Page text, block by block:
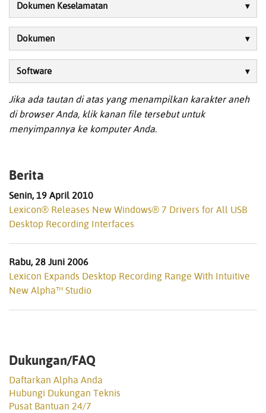
Dokumen Keselamatan
Dokumen
Software
Jika ada tautan di atas yang menampilkan karakter aneh
di browser Anda, klik kanan file tersebut untuk
menyimpannya ke komputer Anda.
Berita
Senin, 19 April 2010
Lexicon® Releases New Windows® 7 Drivers for All USB
Desktop Recording Interfaces
Rabu, 28 Juni 2006
Lexicon Expands Desktop Recording Range With Intuitive
New Alpha™ Studio
Dukungan/FAQ
Daftarkan Alpha Anda
Hubungi Dukungan Teknis
Pusat Bantuan 24/7